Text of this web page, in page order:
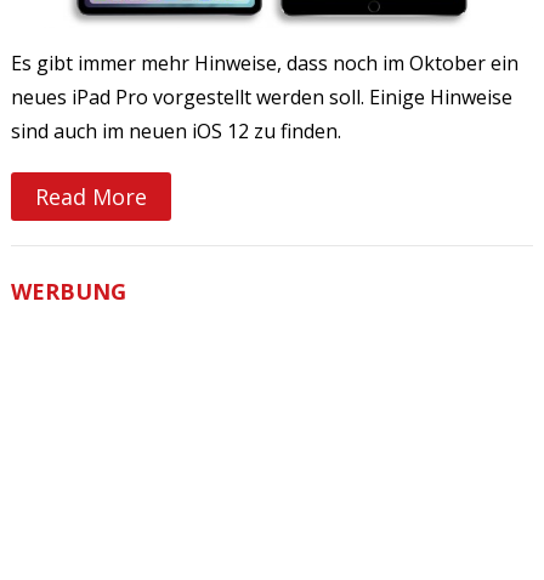
Es gibt immer mehr Hinweise, dass noch im Oktober ein
neues iPad Pro vorgestellt werden soll. Einige Hinweise
sind auch im neuen iOS 12 zu finden.
Read More
WERBUNG